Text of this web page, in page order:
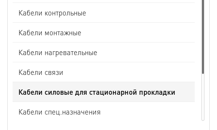
Кабели контрольные
Кабели монтажные
Кабели нагревательные
Кабели связи
Кабели силовые для стационарной прокладки
Кабели спец.назначения